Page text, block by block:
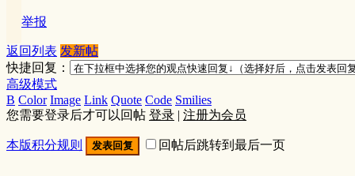
举报
返回列表 发新帖
快捷回复：
高级模式
B Color Image Link Quote Code Smilies
您需要登录后才可以回帖 登录 | 注册为会员
本版积分规则 发表回复 回帖后跳转到最后一页